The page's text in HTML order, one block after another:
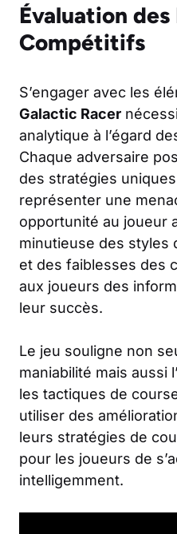
Évaluation des
Compétitifs
S’engager avec les
Galactic Racer
analytique à l’égard
Chaque adversaire
des stratégies
représenter une
opportunité au joueur
minutieuse des styles
et des faiblesses des
aux joueurs des
leur succès.
Le jeu souligne non
maniabilité mais aussi
les tactiques de
utiliser des
leurs stratégies de
pour les joueurs de
intelligemment.